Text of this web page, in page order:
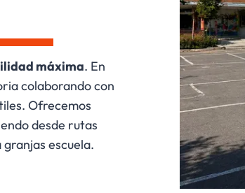
máxima. En
colaborando con
Ofrecemos
desde rutas
escuela.